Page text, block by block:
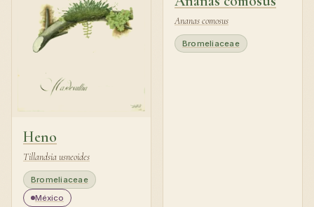
Heno
Tillandsia usneoides
Bromeliaceae
México
Ananas comosus
Bromeliaceae